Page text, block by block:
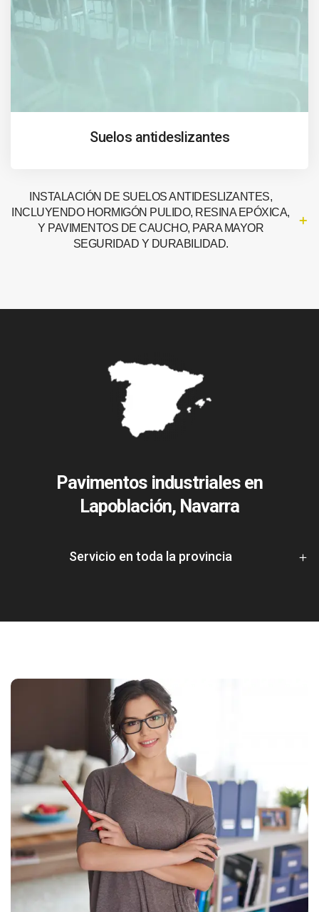
Suelos antideslizantes
INSTALACIÓN DE SUELOS ANTIDESLIZANTES,
INCLUYENDO HORMIGÓN PULIDO, RESINA EPÓXICA,
Y PAVIMENTOS DE CAUCHO, PARA MAYOR
SEGURIDAD Y DURABILIDAD.
Pavimentos industriales en
Lapoblación, Navarra
Servicio en toda la provincia